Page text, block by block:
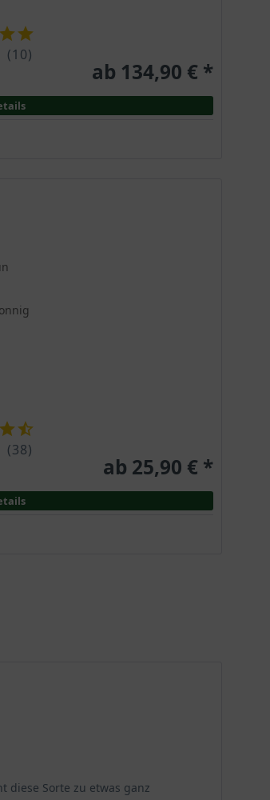
(10)
ab 134,90 € *
(38)
ab 25,90 € *
diese Sorte zu etwas ganz